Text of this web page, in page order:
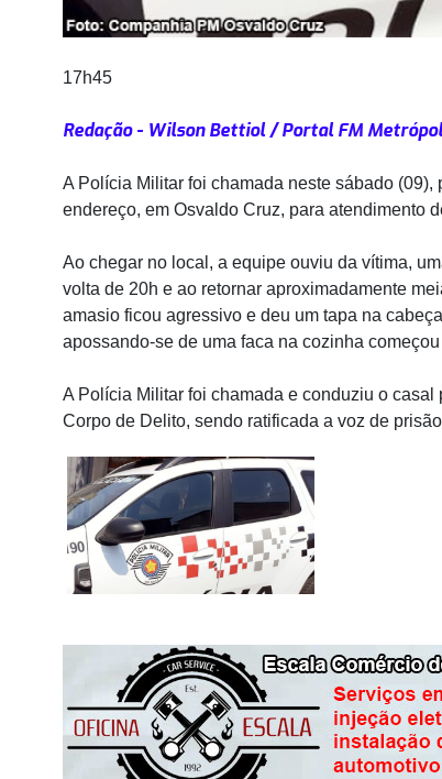
17h45
Redação - Wilson Bettiol / Portal FM
A Polícia Militar foi chamada neste sábado
endereço, em Osvaldo Cruz, para atendimento
Ao chegar no local, a equipe ouviu da vítima,
volta de 20h e ao retornar aproximadamente
amasio ficou agressivo e deu um tapa na
apossando-se de uma faca na cozinha
A Polícia Militar foi chamada e conduziu o
Corpo de Delito, sendo ratificada a voz de